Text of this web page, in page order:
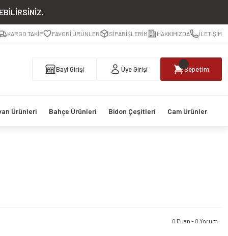
KARGO TAKİP FAVORİ ÜRÜNLER SİPARİŞLERİM HAKKIMIZDA İLETİŞİM
Bayi Girişi Üye Girişi Sepetim
Ürünleri Bahçe Ürünleri Bidon Çeşitleri Cam Ürünler
0 Puan - 0 Yorum